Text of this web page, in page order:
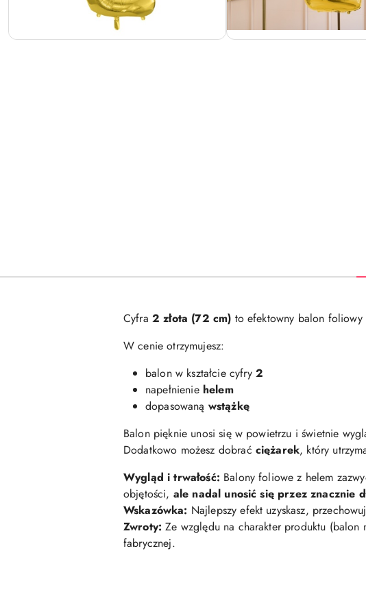
Cyfra 2 złota (72 cm) to efektowny balon
W cenie otrzymujesz:
balon w kształcie cyfry 2
napełnienie helem
dopasowaną wstążkę
Balon pięknie unosi się w powietrzu i świetnie
Dodatkowo możesz dobrać ciężarek, który
Wygląd i trwałość: Balony foliowe z helem
objętości, ale nadal unosić się przez znacznie
Wskazówka: Najlepszy efekt uzyskasz,
Zwroty: Ze względu na charakter produktu (balon
fabrycznej.